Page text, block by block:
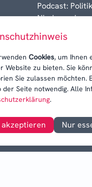
Cookies, um Ihnen
Website zu bieten. Sie
Sie zulassen möchten.
der Seite notwendig. Alle
.
akzeptieren Nur
Podcast:
Karrieren,